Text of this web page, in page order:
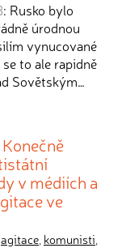
: Rusko bylo
úrodnou
vynucované
to ale rapidně
Sovětským…
v médiích a
ve
agitace, komunisti,